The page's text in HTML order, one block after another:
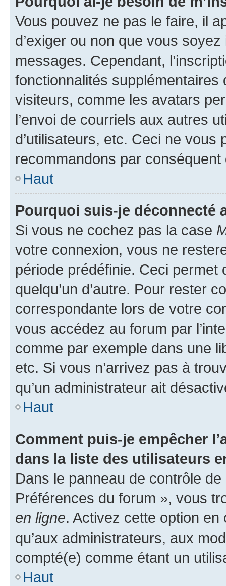
Vous pouvez ne pas le faire, il
d’exiger ou non que vous
messages. Cependant,
fonctionnalités
visiteurs, comme les avatars
l’envoi de courriels aux autres
d’utilisateurs, etc. Ceci ne vous
recommandons par conséquent
Haut
Pourquoi suis-je déconnecté
Si vous ne cochez pas la case
votre connexion, vous ne
période prédéfinie. Ceci permet
quelqu’un d’autre. Pour rester
correspondante lors de votre
vous accédez au forum par
comme par exemple dans une
etc. Si vous n’arrivez pas à
qu’un administrateur ait
Haut
Comment puis-je empêcher
dans la liste des utilisateurs
Dans le panneau de contrôle
Préférences du forum », vous
en ligne. Activez cette option
qu’aux administrateurs, aux
compté(e) comme étant un
Haut